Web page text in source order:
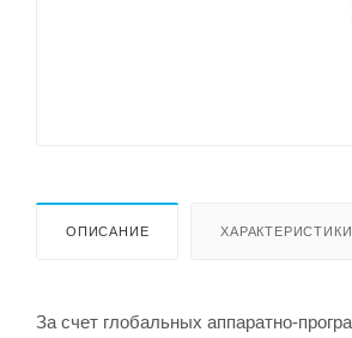
ОПИСАНИЕ ХАРАКТЕРИСТИКИ
За счет глобальных аппаратно-